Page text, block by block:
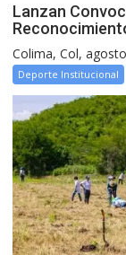
Lanzan
Colima, Col,
Deporte Institucional